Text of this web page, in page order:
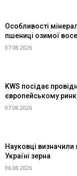
Особливості
пшениці озимої
07.08.2026
KWS посідає
європейському
07.08.2026
Науковці визначили
Україні зерна
06.08.2026